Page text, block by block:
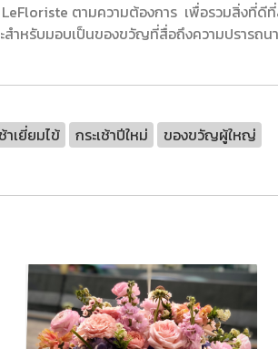
LeFloriste ตามความต้องการ เพื่อรวมสิ่
สำหรับมอบเป็นของขวัญที่สื่อถึงความปรารถน
าเยี่ยมไข้ กระเช้าปีใหม่ ของขวัญผู้ใหญ่